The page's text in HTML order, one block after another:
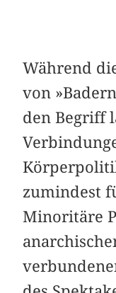
Während
von
den Begriff
zumindest
Minoritäre